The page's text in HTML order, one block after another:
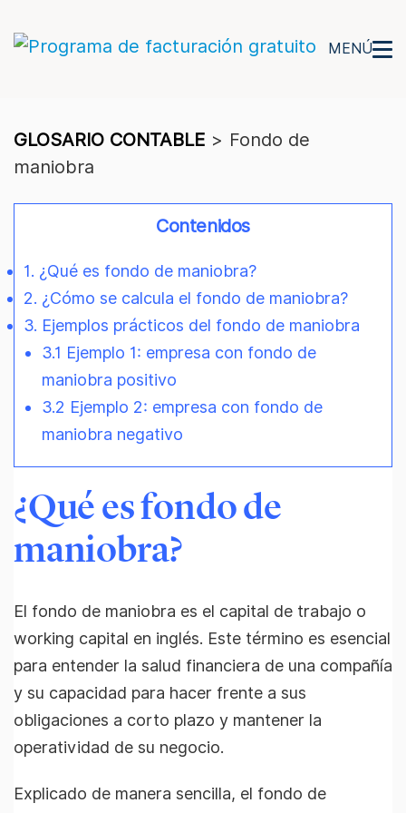
MENÚ
GLOSARIO CONTABLE > Fondo de
maniobra
Contenidos
1. ¿Qué es fondo de maniobra?
2. ¿Cómo se calcula el fondo de maniobra?
3. Ejemplos prácticos del fondo de maniobra
3.1 Ejemplo 1: empresa con fondo de
maniobra positivo
3.2 Ejemplo 2: empresa con fondo de
maniobra negativo
¿Qué es fondo de
maniobra?
El fondo de maniobra es el capital de trabajo o
working capital en inglés. Este término es esencial
para entender la salud financiera de una compañía
y su capacidad para hacer frente a sus
obligaciones a corto plazo y mantener la
operatividad de su negocio.
Explicado de manera sencilla, el fondo de